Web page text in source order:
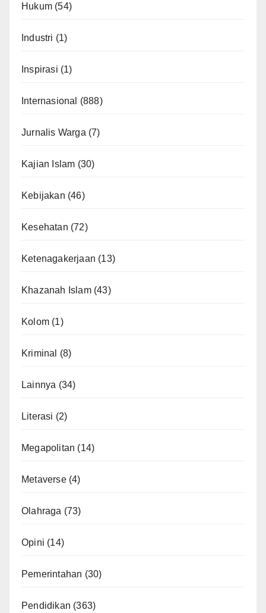
Hukum (54)
Industri (1)
Inspirasi (1)
Internasional (888)
Jurnalis Warga (7)
Kajian Islam (30)
Kebijakan (46)
Kesehatan (72)
Ketenagakerjaan (13)
Khazanah Islam(43)
Kolom (1)
Kriminal (8)
Lainnya (34)
Literasi (2)
Megapolitan (14)
Metaverse(4)
Olahraga (73)
Opini (14)
Pemerintahan (30)
Pendidikan (363)